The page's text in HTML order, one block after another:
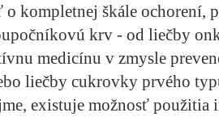
o kompletnej škále ochorení,
krv - od liečby
medicínu v zmysle
liečby cukrovky prvého
existuje možnosť použitia